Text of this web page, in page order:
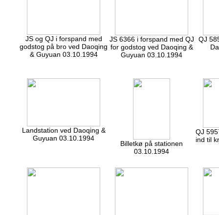
JS og QJ i forspand med
godstog på bro ved Daoqing
& Guyuan 03.10.1994
JS 6366 i forspand med QJ
for godstog ved Daoqing &
Guyuan 03.10.1994
QJ
Landstation ved Daoqing &
Guyuan 03.10.1994
Billetkø på stationen
03.10.1994
QJ
ind til